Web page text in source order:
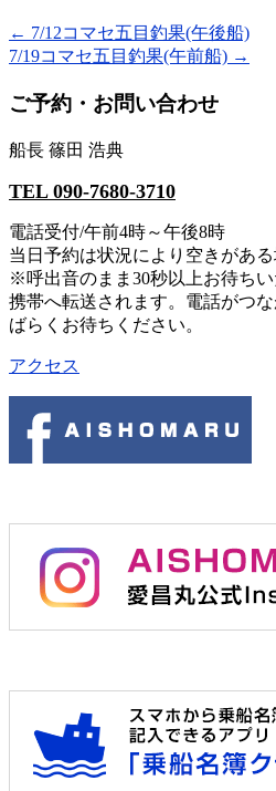
← 7/12コマセ五目釣果(午後船)
7/19コマセ五目釣果(午前船) →
ご予約・お問い合わせ
船長 篠田 浩典
TEL 090-7680-3710
電話受付/午前4時～午後8時
当日予約は状況により空きがあ
※呼出音のまま30秒以上お待ち
携帯へ転送されます。電話がつ
ばらくお待ちください。
アクセス